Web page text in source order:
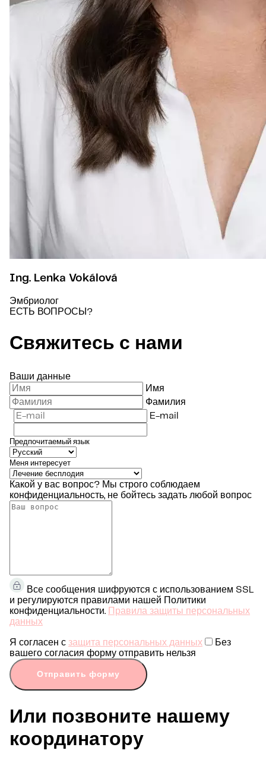
Ing. Lenka Vokálová
Эмбриолог
ЕСТЬ ВОПРОСЫ?
Свяжитесь с нами
Ваши данные
Имя
Фамилия
E-mail
Предпочитаемый язык
Меня интересует
Какой у вас вопрос? Мы строго соблюдаем
конфиденциальность, не бойтесь задать любой вопрос
Все сообщения шифруются с использованием SSL
и регулируются правилами нашей Политики
конфиденциальности.
Правила защиты персональных
данных
Я согласен с защита персональных данных
Без
вашего согласия форму отправить нельзя
Отправить форму
Или позвоните нашему
координатору